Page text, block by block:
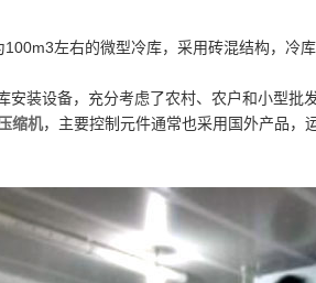
100m3左右的微型冷库，采用砖混结构，冷
安装设备，充分考虑了农村、农户和小型
缩机，主要控制元件通常也采用国外产品，